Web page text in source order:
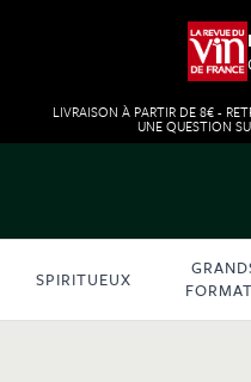
LIVRAISON À PARTIR DE 8€ -
UNE QUESTION
SPIRITUEUX